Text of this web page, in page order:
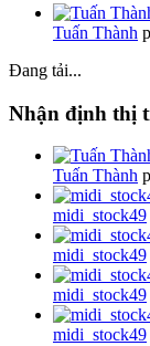
Tuấn Thành
Đang tải...
Nhận định thị
Tuấn Thành
midi_stock49
midi_stock49
midi_stock49
midi_stock49